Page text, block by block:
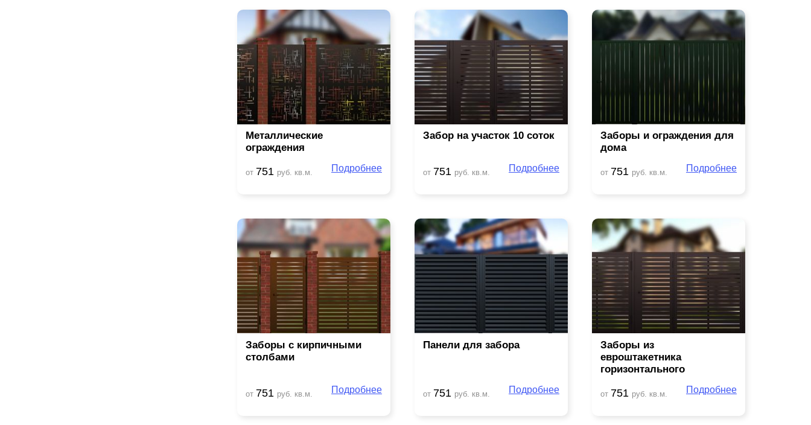
Металлические
ограждения
от 751 руб. кв.м. Подробнее
Забор на участок 10 соток
от 751 руб. кв.м. Подробнее
Заборы и ограждения для
дома
от 751 руб. кв.м. Подробнее
Заборы с кирпичными
столбами
от 751 руб. кв.м. Подробнее
Панели для забора
от 751 руб. кв.м. Подробнее
Заборы из
евроштакетника
горизонтального
от 751 руб. кв.м. Подробнее